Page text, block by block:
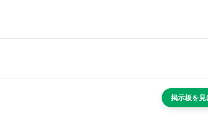
掲示板を見